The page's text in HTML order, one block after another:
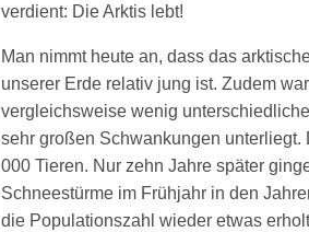
verdient: Die Arktis lebt!
Man nimmt heute an, dass das
unserer Erde relativ jung ist. Zudem
vergleichsweise wenig
sehr großen Schwankungen
000 Tieren. Nur zehn Jahre später
Schneestürme im Frühjahr in den
die Populationszahl wieder etwas